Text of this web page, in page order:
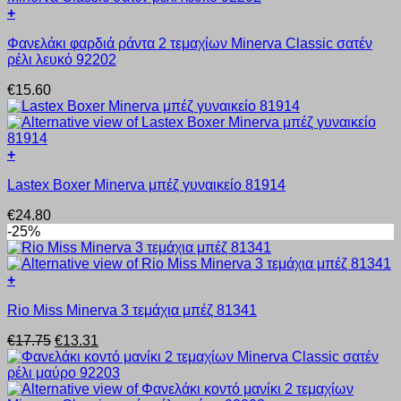
+
το
προϊόν
πολλαπλές
παραλλαγές.
Οι
επιλογές
μπορούν
επιλεγούν
σελίδα
του
προϊόντος
Φανελάκι φαρδιά ράντα 2 τεμαχίων Minerva Classic σατέν
ρέλι λευκό 92202
€15.60
+
το
έχει
πολλαπλές
παραλλαγές.
Οι
επιλογές
να
στη
σελίδα
του
προϊόντος
Lastex Boxer Minerva μπέζ γυναικείο 81914
€24.80
-25%
+
το
έχει
πολλαπλές
παραλλαγές.
Οι
Rio Miss Minerva 3 τεμάχια μπέζ 81341
€17.75 Original
price
was:
€17.75.
€13.31
τρέχουσα
τιμή
είναι: